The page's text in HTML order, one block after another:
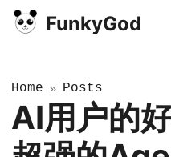
FunkyGod
Home » Posts
AI用户的